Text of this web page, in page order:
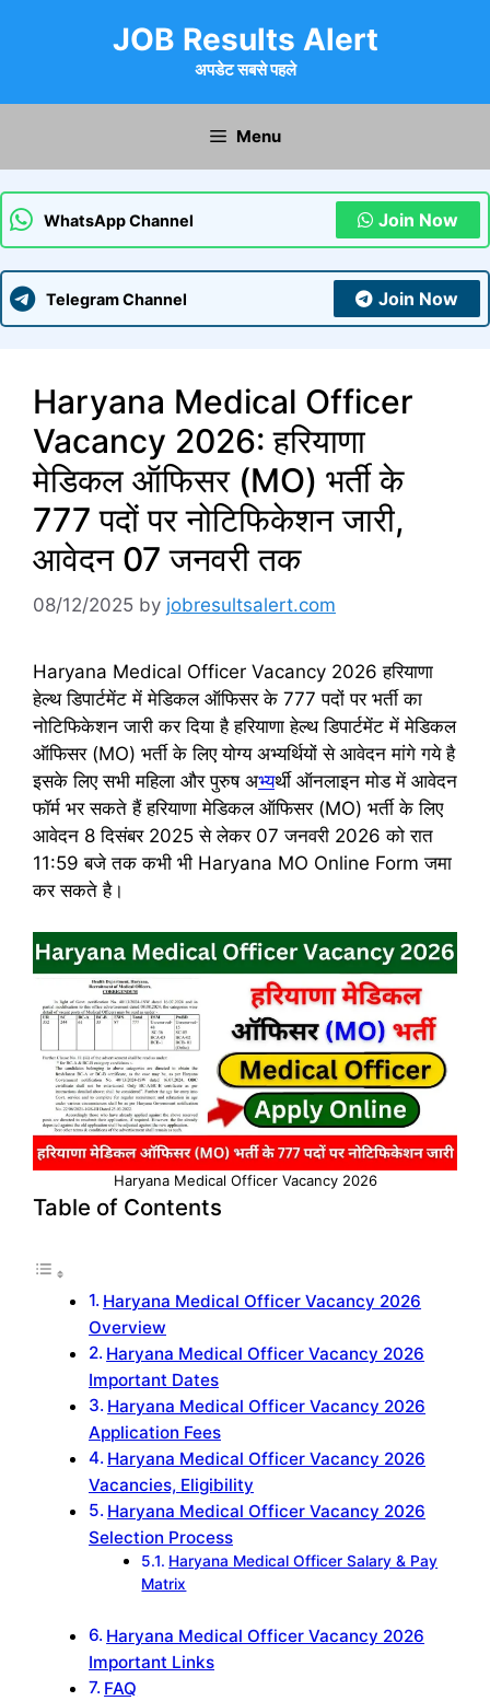
JOB Results Alert
अपडेट सबसे पहले
Menu
WhatsApp Channel Join Now
Telegram Channel Join Now
Haryana Medical Officer
Vacancy 2026: हरियाणा
मेडिकल ऑफिसर (MO) भर्ती के
777 पदों पर नोटिफिकेशन जारी,
आवेदन 07 जनवरी तक
08/12/2025 by jobresultsalert.com
Haryana Medical Officer Vacancy 2026 हरियाणा
हेल्थ डिपार्टमेंट में मेडिकल ऑफिसर के 777 पदों पर भर्ती का
नोटिफिकेशन जारी कर दिया है हरियाणा हेल्थ डिपार्टमेंट में मेडिकल
ऑफिसर (MO) भर्ती के लिए योग्य अभ्यर्थियों से आवेदन मांगे गये है
इसके लिए सभी महिला और पुरुष अभ्यर्थी ऑनलाइन मोड में आवेदन
फॉर्म भर सकते हैं हरियाणा मेडिकल ऑफिसर (MO) भर्ती के लिए
आवेदन 8 दिसंबर 2025 से लेकर 07 जनवरी 2026 को रात
11:59 बजे तक कभी भी Haryana MO Online Form जमा
कर सकते है।
Haryana Medical Officer Vacancy 2026
Table of Contents
Haryana Medical Officer Vacancy 2026
Overview
Haryana Medical Officer Vacancy 2026
Important Dates
Haryana Medical Officer Vacancy 2026
Application Fees
Haryana Medical Officer Vacancy 2026
Vacancies, Eligibility
Haryana Medical Officer Vacancy 2026
Selection Process
Haryana Medical Officer Salary & Pay
Matrix
Haryana Medical Officer Vacancy 2026
Important Links
FAQ